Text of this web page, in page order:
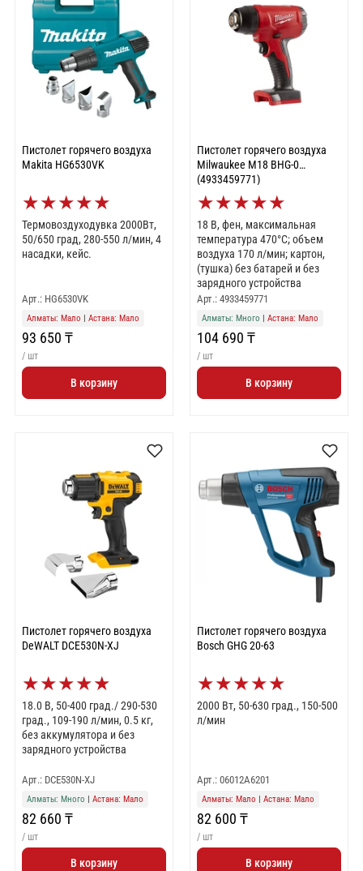
Пистолет горячего воздуха
Makita HG6530VK
★★★★★
Термовоздуходувка 2000Вт,
50/650 град, 280-550 л/мин, 4
насадки, кейс.
Арт.: HG6530VK
Алматы: Мало Астана: Мало
93 650 ₸
/ шт
В корзину
Пистолет горячего воздуха
Milwaukee M18 BHG-0
(4933459771)
★★★★★
18 В, фен, максимальная
температура 470°C; объем
воздуха 170 л/мин; картон,
(тушка) без батарей и без
зарядного устройства
Арт.: 4933459771
Алматы: Много Астана: Мало
104 690 ₸
/ шт
В корзину
Пистолет горячего воздуха
DeWALT DCE530N-XJ
★★★★★
18.0 В, 50-400 град./ 290-530
град., 109-190 л/мин, 0.5 кг,
без аккумулятора и без
зарядного устройства
Арт.: DCE530N-XJ
Алматы: Много | Астана: Мало
82 660 ₸
/ шт
В корзину
Пистолет горячего воздуха
Bosch GHG 20-63
★★★★★
2000 Вт, 50-630 град., 150-500
л/мин
Арт.: 06012A6201
Алматы: Мало | Астана: Мало
82 600 ₸
/ шт
В корзину